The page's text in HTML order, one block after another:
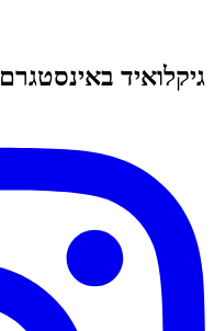
גיקלואיד באינסטגרם